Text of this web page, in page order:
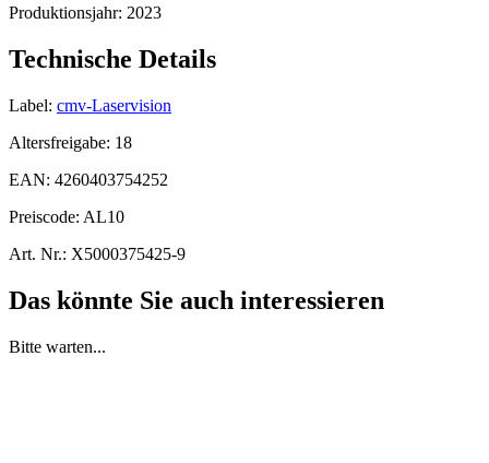
Produktionsjahr: 2023
Technische Details
Label: cmv-Laservision
Altersfreigabe: 18
EAN: 4260403754252
Preiscode: AL10
Art. Nr.: X5000375425-9
Das könnte Sie auch interessieren
Bitte warten...